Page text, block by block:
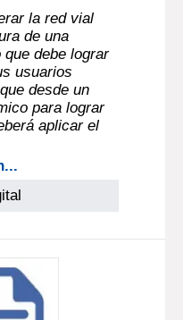
la red vial
de una
debe lograr
usuarios
desde un
para lograr
aplicar el